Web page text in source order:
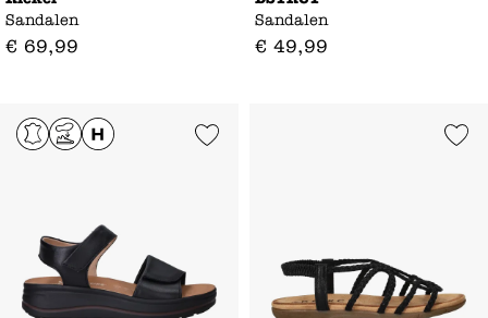
Sandalen
€ 69,99
Sandalen
€ 49,99
Add to Wishlist Add to